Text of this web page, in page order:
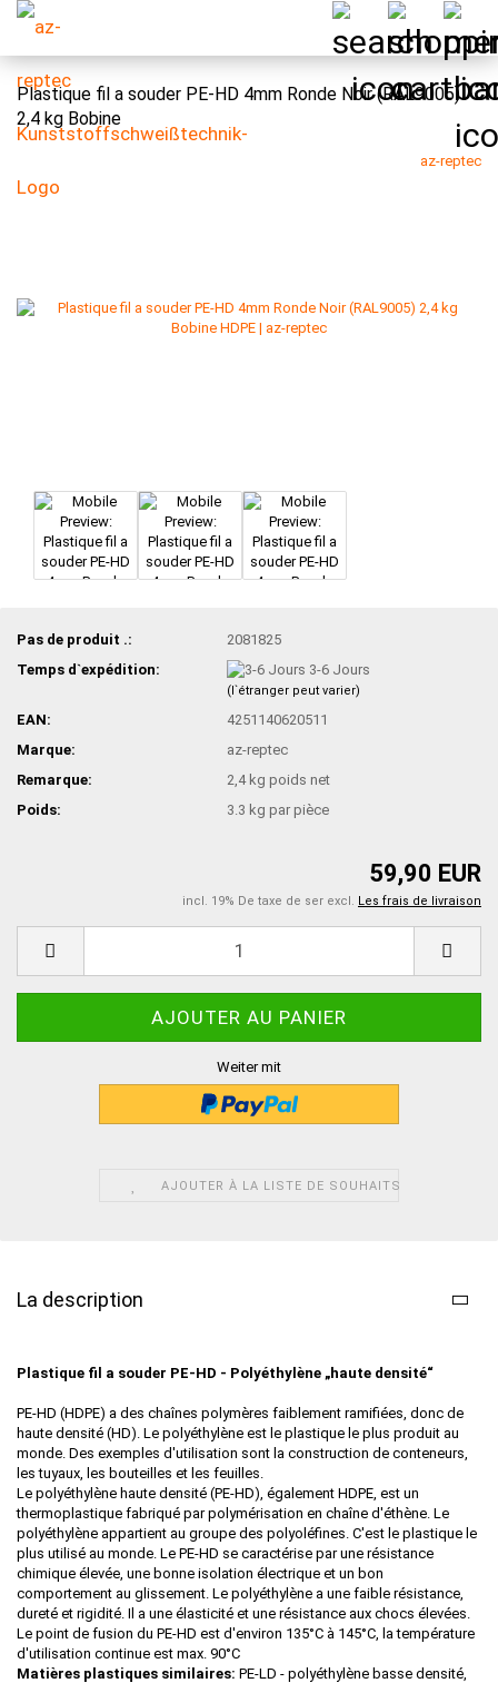
Plastique fil a souder PE-HD 4mm Ronde Noir (RAL9005)
2,4 kg Bobine
az-reptec
Pas de produit .:
2081825
Temps d`expédition:
3-6 Jours
(l`étranger peut varier)
EAN:
4251140620511
Marque:
az-reptec
Remarque:
2,4 kg poids net
Poids:
3.3 kg par pièce
59,90 EUR
incl. 19% De taxe de ser excl. Les frais de livraison
Weiter mit
AJOUTER À LA LISTE DE SOUHAITS
La description
Plastique fil a souder PE-HD - Polyéthylène „haute densité“
PE-HD (HDPE) a des chaînes polymères faiblement ramifiées, donc de
haute densité (HD). Le polyéthylène est le plastique le plus produit au
monde. Des exemples d'utilisation sont la construction de conteneurs,
les tuyaux, les bouteilles et les feuilles.
Le polyéthylène haute densité (PE-HD), également HDPE, est un
thermoplastique fabriqué par polymérisation en chaîne d'éthène. Le
polyéthylène appartient au groupe des polyoléfines. C'est le plastique le
plus utilisé au monde. Le PE-HD se caractérise par une résistance
chimique élevée, une bonne isolation électrique et un bon
comportement au glissement. Le polyéthylène a une faible résistance,
dureté et rigidité. Il a une élasticité et une résistance aux chocs élevées.
Le point de fusion du PE-HD est d'environ 135°C à 145°C, la température
d'utilisation continue est max. 90°C
Matières plastiques similaires: PE-LD - polyéthylène basse densité,